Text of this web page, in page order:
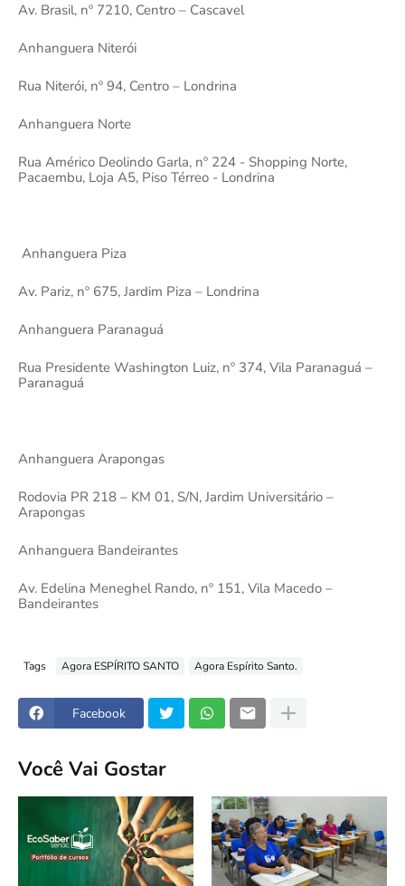
Av. Brasil, nº 7210, Centro – Cascavel
Anhanguera Niterói
Rua Niterói, nº 94, Centro – Londrina
Anhanguera Norte
Rua Américo Deolindo Garla, nº 224 - Shopping Norte,
Pacaembu, Loja A5, Piso Térreo - Londrina
Anhanguera Piza
Av. Pariz, nº 675, Jardim Piza – Londrina
Anhanguera Paranaguá
Rua Presidente Washington Luiz, nº 374, Vila Paranaguá –
Paranaguá
Anhanguera Arapongas
Rodovia PR 218 – KM 01, S/N, Jardim Universitário –
Arapongas
Anhanguera Bandeirantes
Av. Edelina Meneghel Rando, nº 151, Vila Macedo –
Bandeirantes
Tags Agora ESPÍRITO SANTO Agora Espírito Santo.
Facebook
Você Vai Gostar